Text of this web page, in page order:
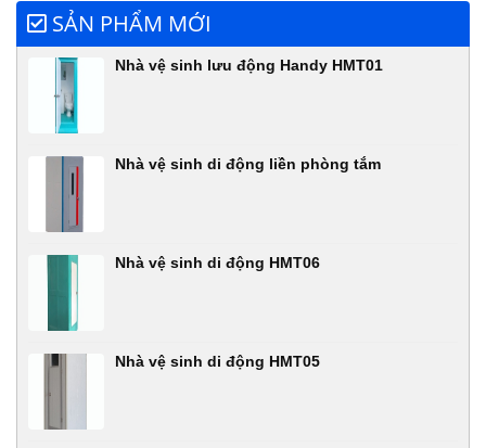
SẢN PHẨM MỚI
Nhà vệ sinh lưu động Handy HMT01
Nhà vệ sinh di động liền phòng tắm
Nhà vệ sinh di động HMT06
Nhà vệ sinh di động HMT05